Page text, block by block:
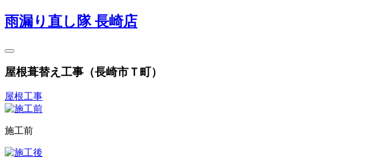
雨漏り直し隊 長崎店
屋根葺替え工事（長崎市Ｔ町）
屋根工事
施工前